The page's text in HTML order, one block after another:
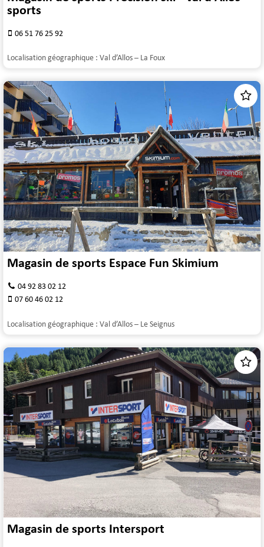
sports
06 51 76 25 92
Localisation géographique : Val d’Allos – La Foux
Magasin de sports Espace Fun Skimium
04 92 83 02 12
07 60 46 02 12
Localisation géographique : Val d’Allos – Le Seignus
Magasin de sports Intersport